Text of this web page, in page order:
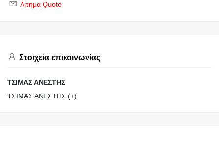
Αίτημα Quote
Στοιχεία επικοινωνίας
ΤΣΙΜΑΣ ΑΝΕΣΤΗΣ
ΤΣΙΜΑΣ ΑΝΕΣΤΗΣ (+)